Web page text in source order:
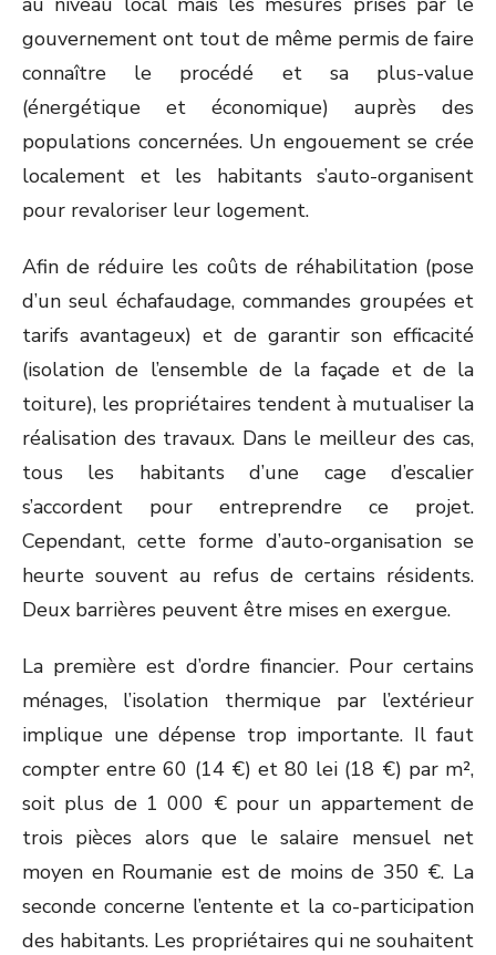
gouvernement ont tout de même permis de faire
connaître le procédé et sa plus-value
(énergétique et économique) auprès des
populations concernées. Un engouement se crée
localement et les habitants s’auto-organisent
pour revaloriser leur logement.
Afin de réduire les coûts de réhabilitation (pose
d’un seul échafaudage, commandes groupées et
tarifs avantageux) et de garantir son efficacité
(isolation de l’ensemble de la façade et de la
toiture), les propriétaires tendent à mutualiser la
réalisation des travaux. Dans le meilleur des cas,
tous les habitants d’une cage d’escalier
s’accordent pour entreprendre ce projet.
Cependant, cette forme d’auto-organisation se
heurte souvent au refus de certains résidents.
Deux barrières peuvent être mises en exergue.
La première est d’ordre financier. Pour certains
ménages, l’isolation thermique par l’extérieur
implique une dépense trop importante. Il faut
compter entre 60 (14 €) et 80 lei (18 €) par m²,
soit plus de 1 000 € pour un appartement de
trois pièces alors que le salaire mensuel net
moyen en Roumanie est de moins de 350 €. La
seconde concerne l’entente et la co-participation
des habitants. Les propriétaires qui ne souhaitent